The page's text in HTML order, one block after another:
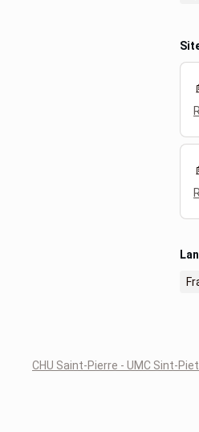
CHU Saint-Pierre - UMC Sint-